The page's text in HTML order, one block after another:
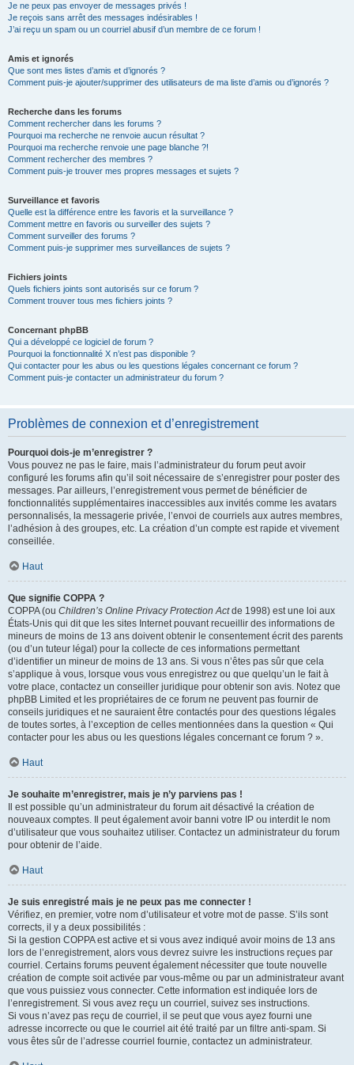
Je ne peux pas envoyer de messages privés !
Je reçois sans arrêt des messages indésirables !
J’ai reçu un spam ou un courriel abusif d’un membre de ce forum !
Amis et ignorés
Que sont mes listes d’amis et d’ignorés ?
Comment puis-je ajouter/supprimer des utilisateurs de ma liste d’amis ou d’ignorés ?
Recherche dans les forums
Comment rechercher dans les forums ?
Pourquoi ma recherche ne renvoie aucun résultat ?
Pourquoi ma recherche renvoie une page blanche ?!
Comment rechercher des membres ?
Comment puis-je trouver mes propres messages et sujets ?
Surveillance et favoris
Quelle est la différence entre les favoris et la surveillance ?
Comment mettre en favoris ou surveiller des sujets ?
Comment surveiller des forums ?
Comment puis-je supprimer mes surveillances de sujets ?
Fichiers joints
Quels fichiers joints sont autorisés sur ce forum ?
Comment trouver tous mes fichiers joints ?
Concernant phpBB
Qui a développé ce logiciel de forum ?
Pourquoi la fonctionnalité X n’est pas disponible ?
Qui contacter pour les abus ou les questions légales concernant ce forum ?
Comment puis-je contacter un administrateur du forum ?
Problèmes de connexion et d’enregistrement
Pourquoi dois-je m’enregistrer ?
Vous pouvez ne pas le faire, mais l’administrateur du forum peut avoir
configuré les forums afin qu’il soit nécessaire de s’enregistrer pour poster des
messages. Par ailleurs, l’enregistrement vous permet de bénéficier de
fonctionnalités supplémentaires inaccessibles aux invités comme les avatars
personnalisés, la messagerie privée, l’envoi de courriels aux autres membres,
l’adhésion à des groupes, etc. La création d’un compte est rapide et vivement
conseillée.
Haut
Que signifie COPPA ?
COPPA (ou Children’s Online Privacy Protection Actde 1998) est une loi aux
États-Unis qui dit que les sites Internet pouvant recueillir des informations de
mineurs de moins de 13 ans doivent obtenir le consentement écrit des parents
(ou d’un tuteur légal) pour la collecte de ces informations permettant
d’identifier un mineur de moins de 13 ans. Si vous n’êtes pas sûr que cela
s’applique à vous, lorsque vous vous enregistrez ou que quelqu’un le fait à
votre place, contactez un conseiller juridique pour obtenir son avis. Notez que
phpBB Limited et les propriétaires de ce forum ne peuvent pas fournir de
conseils juridiques et ne sauraient être contactés pour des questions légales
de toutes sortes, à l’exception de celles mentionnées dans la question « Qui
contacter pour les abus ou les questions légales concernant ce forum ? ».
Haut
Je souhaite m’enregistrer, mais je n’y parviens pas !
Il est possible qu’un administrateur du forum ait désactivé la création de
nouveaux comptes. Il peut également avoir banni votre IP ou interdit le nom
d’utilisateur que vous souhaitez utiliser. Contactez un administrateur du forum
pour obtenir de l’aide.
Haut
Je suis enregistré mais je ne peux pas me connecter !
Vérifiez, en premier, votre nom d’utilisateur et votre mot de passe. S’ils sont
corrects, il y a deux possibilités :
Si la gestion COPPA est active et si vous avez indiqué avoir moins de 13 ans
lors de l’enregistrement, alors vous devrez suivre les instructions reçues par
courriel. Certains forums peuvent également nécessiter que toute nouvelle
création de compte soit activée par vous-même ou par un administrateur avant
que vous puissiez vous connecter. Cette information est indiquée lors de
l’enregistrement. Si vous avez reçu un courriel, suivez ses instructions.
Si vous n’avez pas reçu de courriel, il se peut que vous ayez fourni une
adresse incorrecte ou que le courriel ait été traité par un filtre anti-spam. Si
vous êtes sûr de l’adresse courriel fournie, contactez un administrateur.